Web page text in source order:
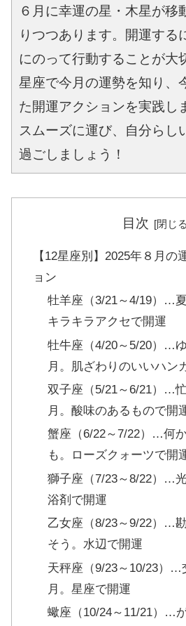
６月に幸運の星・木星が移
りつつあります。開運する
にのって行動することが大
星座で今月の運勢を知り、
た開運アクションを実践し
スムーズに運び、自分らし
過ごしましょう！
目次
【12星座別】2025年８月の
ョン
牡羊座（3/21～4/19）…夏
キラキラアクセで開運
牡牛座（4/20～5/20）…
月。肌ざわりのいいハン
双子座（5/21～6/21）…
月。酸味のあるもので開
蟹座（6/22～7/22）…何
も。ローズクォーツで開
獅子座（7/23～8/22）…
浴剤で開運
乙女座（8/23～9/22）…
そう。水辺で開運
天秤座（9/23～10/23）…
月。星座で開運
蠍座（10/24～11/21）…